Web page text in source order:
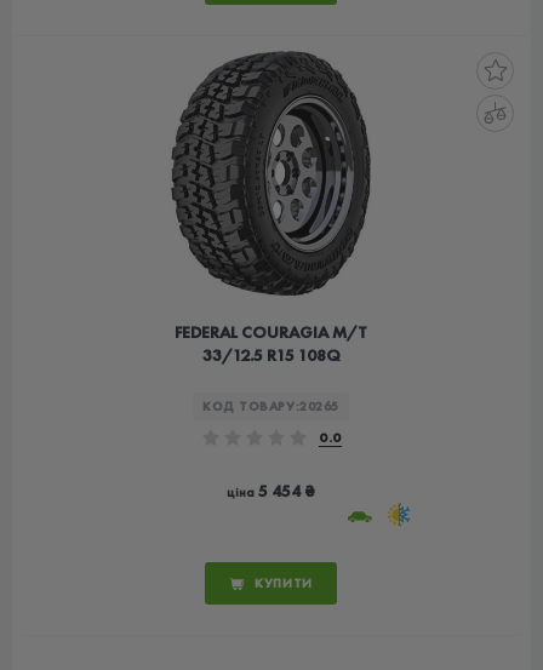
FEDERAL COURAGIA M/T
33/12.5 R15 108Q
КОД ТОВАРУ:20265
0.0
ціна 5 454 ₴
КУПИТИ